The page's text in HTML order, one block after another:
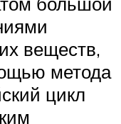
веществ,
метода
цикл